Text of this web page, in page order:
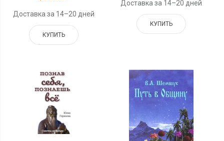
Доставка за 14–20 дней
КУПИТЬ
Доставка за 14–20 дней
КУПИТЬ